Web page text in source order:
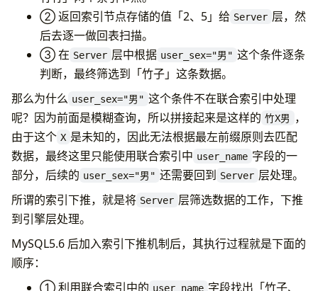
② 返回索引节点存储的值「2、5」给 Server 层，然
后去逐一做回表扫描。
③ 在 Server 层中根据 user_sex="男" 这个条件逐条
判断，最终筛选到「竹子」这条数据。
那么为什么 user_sex="男" 这个条件不在联合索引中处理
呢？因为前面是模糊查询，所以拼接起来是这样的 竹X男
，
由于这个 X 是未知的，因此无法根据最左前缀原则去匹配
数据，最终这里只能使用联合索引中 user_name 字段的一
部分，后续的 user_sex="男" 还需要回到 Server 层处理。
所谓的索引下推，就是将 Server 层筛选数据的工作，下推
到引擎层处理。
MySQL5.6 后加入索引下推机制后，其执行过程就是下面的
顺序：
① 利用联合索引中的 user_name 字段找出「竹子、